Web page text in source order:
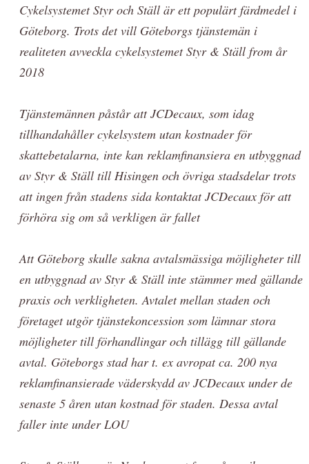
Cykelsystemet Styr och Ställ är ett populärt färdmedel i
Göteborg. Trots det vill Göteborgs tjänstemän i
realiteten avveckla cykelsystemet Styr & Ställ from år
2018
Tjänstemännen påstår att JCDecaux, som idag
tillhandahåller cykelsystem utan kostnader för
skattebetalarna, inte kan reklamfinansiera en utbyggnad
av Styr & Ställ till Hisingen och övriga stadsdelar trots
att ingen från stadens sida kontaktat JCDecaux för att
förhöra sig om så verkligen är fallet
Att Göteborg skulle sakna avtalsmässiga möjligheter till
en utbyggnad av Styr & Ställ inte stämmer med gällande
praxis och verkligheten. Avtalet mellan staden och
företaget utgör tjänstekoncession som lämnar stora
möjligheter till förhandlingar och tillägg till gällande
avtal. Göteborgs stad har t. ex avropat ca. 200 nya
reklamfinansierade väderskydd av JCDecaux under de
senaste 5 åren utan kostnad för staden. Dessa avtal
faller inte under LOU